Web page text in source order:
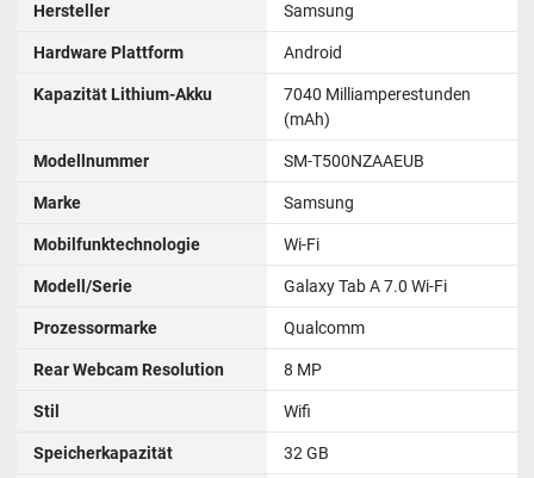
Hersteller Samsung
Hardware Plattform ‎Android
Kapazität Lithium-Akku
7040 Milliamperestunden
(mAh)
Modellnummer ‎SM-T500NZAAEUB
Marke Samsung
Mobilfunktechnologie Wi-Fi
Modell/Serie Galaxy Tab A 7.0 Wi-Fi
Prozessormarke ‎Qualcomm
Rear Webcam Resolution 8 MP
Stil Wifi
Speicherkapazität 32 GB